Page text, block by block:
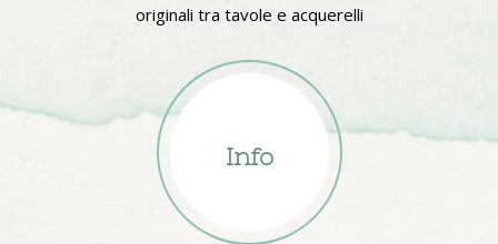
originali tra tavole e acquerelli
Info